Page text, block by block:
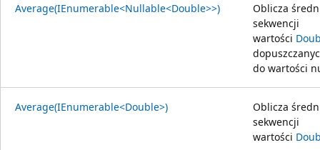
Average(IEnumerable<Nullable<Double>>)
Oblicza
sekwencji
wartości
do wartości
Average(IEnumerable<Double>)
Oblicza
sekwencji
wartości